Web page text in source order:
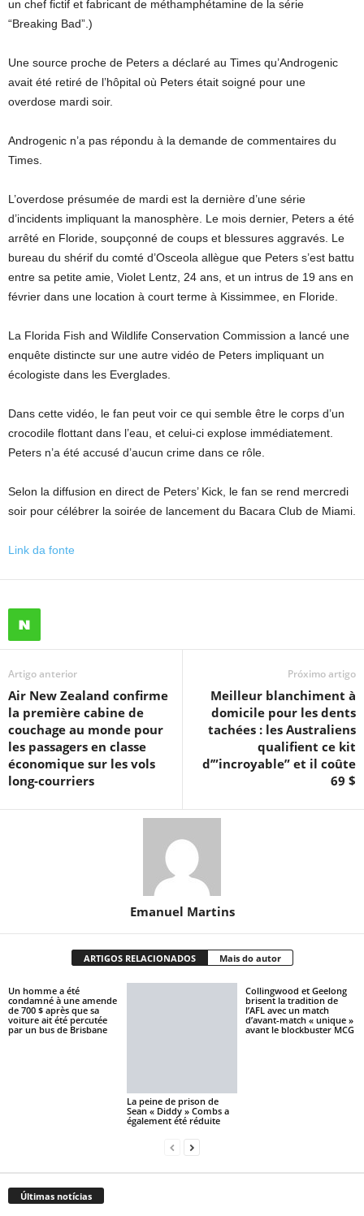
un chef fictif et fabricant de méthamphétamine de la série
“Breaking Bad”.)
Une source proche de Peters a déclaré au Times qu’Androgenic
avait été retiré de l’hôpital où Peters était soigné pour une
overdose mardi soir.
Androgenic n’a pas répondu à la demande de commentaires du
Times.
L’overdose présumée de mardi est la dernière d’une série
d’incidents impliquant la manosphère. Le mois dernier, Peters a été
arrêté en Floride, soupçonné de coups et blessures aggravés. Le
bureau du shérif du comté d’Osceola allègue que Peters s’est battu
entre sa petite amie, Violet Lentz, 24 ans, et un intrus de 19 ans en
février dans une location à court terme à Kissimmee, en Floride.
La Florida Fish and Wildlife Conservation Commission a lancé une
enquête distincte sur une autre vidéo de Peters impliquant un
écologiste dans les Everglades.
Dans cette vidéo, le fan peut voir ce qui semble être le corps d’un
crocodile flottant dans l’eau, et celui-ci explose immédiatement.
Peters n’a été accusé d’aucun crime dans ce rôle.
Selon la diffusion en direct de Peters’ Kick, le fan se rend mercredi
soir pour célébrer la soirée de lancement du Bacara Club de Miami.
Link da fonte
Artigo anterior
Air New Zealand confirme
la première cabine de
couchage au monde pour
les passagers en classe
économique sur les vols
long-courriers
Próximo artigo
Meilleur blanchiment à
domicile pour les dents
tachées : les Australiens
qualifient ce kit
d’”incroyable” et il coûte
69 $
Emanuel Martins
ARTIGOS RELACIONADOS Mais do autor
Un homme a été
condamné à une amende
de 700 $ après que sa
voiture ait été percutée
par un bus de Brisbane
La peine de prison de
Sean « Diddy » Combs a
également été réduite
Collingwood et Geelong
brisent la tradition de
l’AFL avec un match
d’avant-match « unique »
avant le blockbuster MCG
Últimas notícias